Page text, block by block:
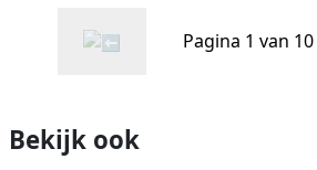
Pagina 1 van 10
Bekijk ook